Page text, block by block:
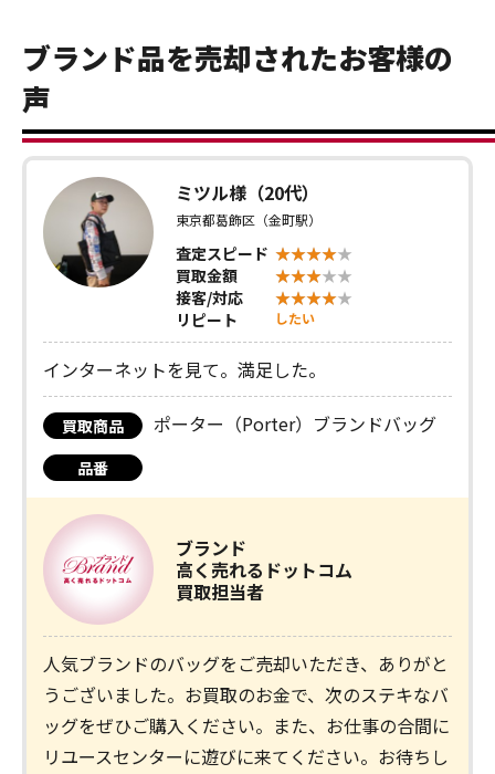
ブランド品を売却されたお客様の
声
ミツル様（20代）
東京都葛飾区（金町駅）
査定スピード
買取金額
接客/対応
リピート
したい
インターネットを見て。満足した。
買取商品 ポーター（Porter）ブランドバッグ
品番
ブランド
高く売れるドットコム
買取担当者
人気ブランドのバッグをご売却いただき、ありがと
うございました。お買取のお金で、次のステキなバ
ッグをぜひご購入ください。また、お仕事の合間に
リユースセンターに遊びに来てください。お待ちし